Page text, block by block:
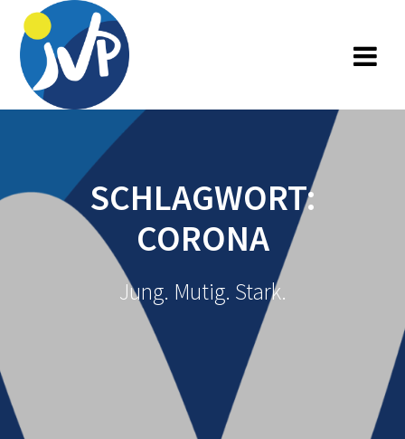
SCHLAGWORT:
CORONA
Jung. Mutig. Stark.